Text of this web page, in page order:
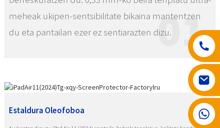
meheak ukipen-sentsibilitate bikaina mantentzen
du eta pantailan ezer ez sentiarazten dizu.01
Estaldura Oleofoboa